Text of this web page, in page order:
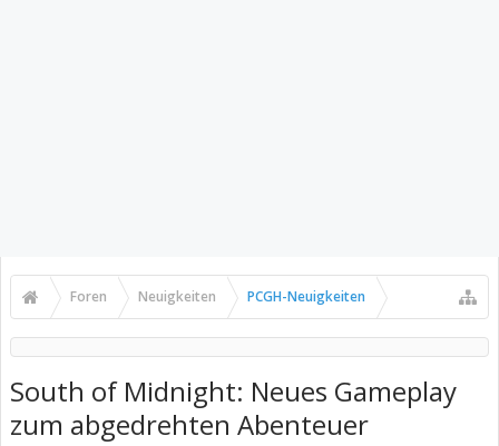
Foren Neuigkeiten PCGH-Neuigkeiten
South of Midnight: Neues Gameplay
zum abgedrehten Abenteuer